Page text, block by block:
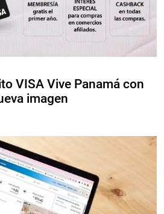
VISA Vive Panamá con
imagen